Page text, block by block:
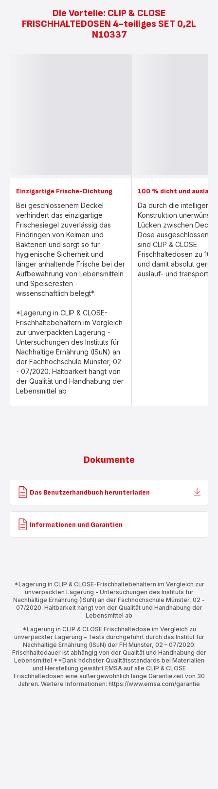
Die Vorteile: CLIP & CLOSE
FRISCHHALTEDOSEN 4-teiliges SET 0,2L
N10337
Einzigartige Frische-Dichtung
Bei geschlossenem Deckel
verhindert das einzigartige
Frischesiegel zuverlässig das
Eindringen von Keimen und
Bakterien und sorgt so für
hygienische Sicherheit und
länger anhaltende Frische bei der
Aufbewahrung von Lebensmitteln
und Speiseresten -
wissenschaftlich belegt*.
*Lagerung in CLIP & CLOSE-
Frischhaltebehältern im Vergleich
zur unverpackten Lagerung -
Untersuchungen des Instituts für
Nachhaltige Ernährung (ISuN) an
der Fachhochschule Münster, 02
- 07/2020. Haltbarkeit hängt von
der Qualität und Handhabung der
Lebensmittel ab
100 % dicht und
Da durch die intelligente
Konstruktion
Lücken zwischen
Dose ausgeschlossen
sind CLIP & CLOSE
Frischhaltedosen zu
und damit absolut
auslauf- und
Dokumente
Das Benutzerhandbuch herunterladen
Informationen und Garantien
*Lagerung in CLIP & CLOSE-Frischhaltebehältern im Vergleich zur
unverpackten Lagerung - Untersuchungen des Instituts für
Nachhaltige Ernährung (ISuN) an der Fachhochschule Münster, 02 -
07/2020. Haltbarkeit hängt von der Qualität und Handhabung der
Lebensmittel ab
*Lagerung in CLIP & CLOSE Frischhaltedose im Vergleich zu
unverpackter Lagerung – Tests durchgeführt durch das Institut für
Nachhaltige Ernährung (ISuN) der FH Münster, 02 – 07/2020.
Frischhaltedauer ist abhängig von der Qualität und Handhabung der
Lebensmittel **Dank höchster Qualitätsstandards bei Materialien
und Herstellung gewährt EMSA auf alle CLIP & CLOSE
Frischhaltedosen eine außergewöhnlich lange Garantiezeit von 30
Jahren. Weitere Informationen: https://www.emsa.com/garantie